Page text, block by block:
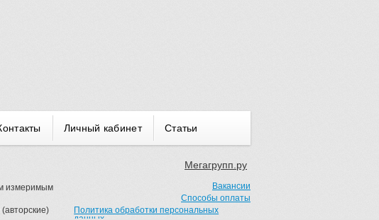
Личный кабинет Статьи
Мегагрупп.ру
измеримым
Вакансии
Способы оплаты
Политика обработки персональных